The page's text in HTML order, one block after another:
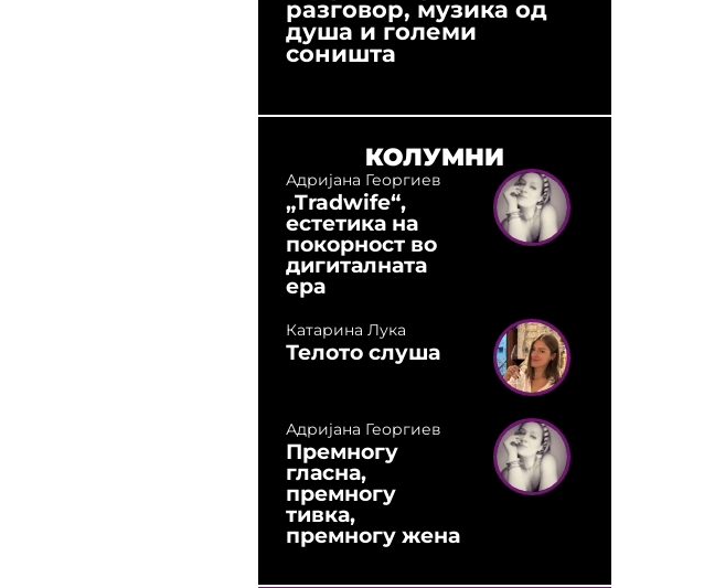
разговор, музика од
душа и големи
соништа
КОЛУМНИ
Адријана Георгиев
„Tradwife“,
естетика на
покорност во
дигиталната
ера
Катарина Лука
Телото слуша
Адријана Георгиев
Премногу
гласна,
премногу
тивка,
премногу жена